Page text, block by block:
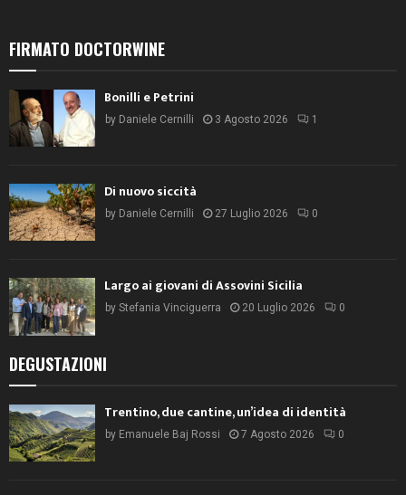
FIRMATO DOCTORWINE
Bonilli e Petrini
by Daniele Cernilli 3 Agosto 2026 1
Di nuovo siccità
by Daniele Cernilli 27 Luglio 2026 0
Largo ai giovani di Assovini Sicilia
by Stefania Vinciguerra 20 Luglio 2026 0
DEGUSTAZIONI
Trentino, due cantine, un’idea di identità
by Emanuele Baj Rossi 7 Agosto 2026 0